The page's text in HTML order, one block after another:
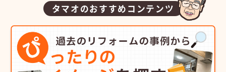
タマオのおすすめコンテンツ